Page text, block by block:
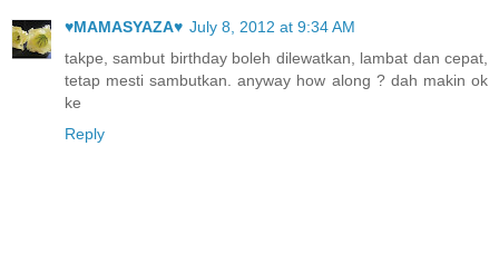
♥MAMASYAZA♥ July 8, 2012 at 9:34 AM
takpe, sambut birthday boleh dilewatkan, lambat dan cepat,
tetap mesti sambutkan. anyway how along ? dah makin ok
ke
Reply